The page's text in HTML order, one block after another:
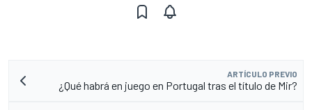
ARTÍCULO PREVIO
¿Qué habrá en juego en Portugal tras el título de Mir?